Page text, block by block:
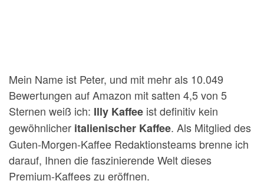
Mein Name ist Peter, und mit mehr als 10.049
Bewertungen auf Amazon mit satten 4,5 von 5
Sternen weiß ich: Illy Kaffee ist definitiv kein
gewöhnlicher italienischer Kaffee. Als Mitglied des
Guten-Morgen-Kaffee Redaktionsteams brenne ich
darauf, Ihnen die faszinierende Welt dieses
Premium-Kaffees zu eröffnen.